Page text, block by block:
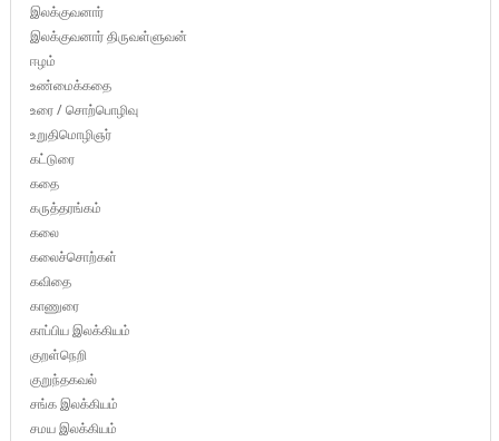
இலக்குவனார்
இலக்குவனார் திருவள்ளுவன்
ஈழம்
உண்மைக்கதை
உரை / சொற்பொழிவு
உறுதிமொழிஞர்
கட்டுரை
கதை
கருத்தரங்கம்
கலை
கலைச்சொற்கள்
கவிதை
காணுரை
காப்பிய இலக்கியம்
குறள்நெறி
குறுந்தகவல்
சங்க இலக்கியம்
சமய இலக்கியம்